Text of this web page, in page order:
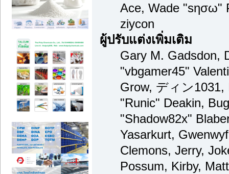
Ace, Wade "sησω"
ziycon
ผู้ปรับแต่งเพิ่มเติม
Gary M. Gadsdon,
"vbgamer45"
Grow, ディン1031,
"Runic" Deakin,
"Shadow82x"
Yasarkurt,
Clemons, Jerry,
Possum, Kirby,